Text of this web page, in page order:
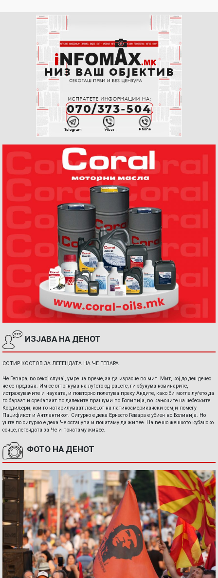
ИЗЈАВА НА ДЕНОТ
СОТИР КОСТОВ ЗА ЛЕГЕНДАТА НА ЧЕ ГЕВАРА
Че Гевара, во секој случај, умре на време, за да израсне во мит. Мит, кој до ден денес
не се предава. Им се оттргнува на луѓето од рацете, ги збунува новинарите,
истражувачите и науката, и повторно полетува преку Андите, како би могле луѓето да
го бараат и среќаваат во далеките прашуми во Боливија, во кањоните на небеските
Кордиљери, кои го наткрилуваат ланецот на латиноамерикански земји помеѓу
Пацификот и Антлантикот. Сигурно е дека Ернесто Гевара е убиен во Боливија. Но
уште по сигурно е дека Че останува и понатаму да живее. На вечно жешкото кубанско
сонце, легендата за Че и понатаму живее.
ФОТО НА ДЕНОТ